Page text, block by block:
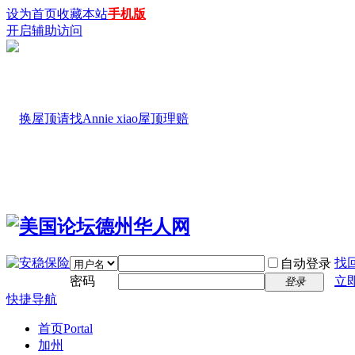
设为首页收藏本站手机版
开启辅助访问
自动登录 找
密码
登录
立
快捷导航
首页Portal
加州